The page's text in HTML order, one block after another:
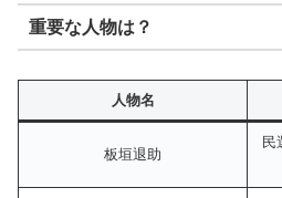
重要な人物は？
人物名
板垣退助
民